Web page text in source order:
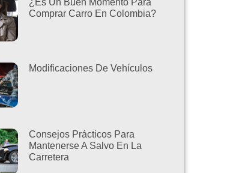
¿Es Un Buen Momento Para
Comprar Carro En Colombia?
Modificaciones De Vehículos
Consejos Prácticos Para
Mantenerse A Salvo En La
Carretera